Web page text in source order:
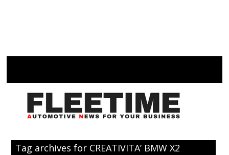
Tag archives for CREATIVITA’ BMW X2